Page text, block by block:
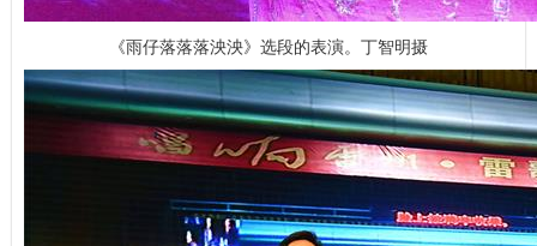
《雨仔落落落泱泱》选段的表演。丁智明摄